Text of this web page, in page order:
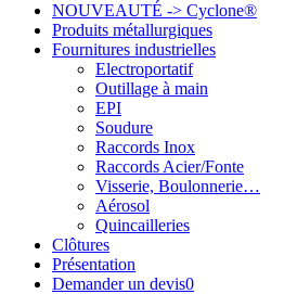
NOUVEAUTÉ -> Cyclone®
Produits métallurgiques
Fournitures industrielles
Electroportatif
Outillage à main
EPI
Soudure
Raccords Inox
Raccords Acier/Fonte
Visserie, Boulonnerie…
Aérosol
Quincailleries
Clôtures
Présentation
Demander un devis0